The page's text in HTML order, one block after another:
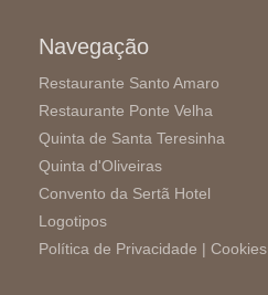
Navegação
Restaurante Santo Amaro
Restaurante Ponte Velha
Quinta de Santa Teresinha
Quinta d'Oliveiras
Convento da Sertã Hotel
Logotipos
Política de Privacidade | Cookies